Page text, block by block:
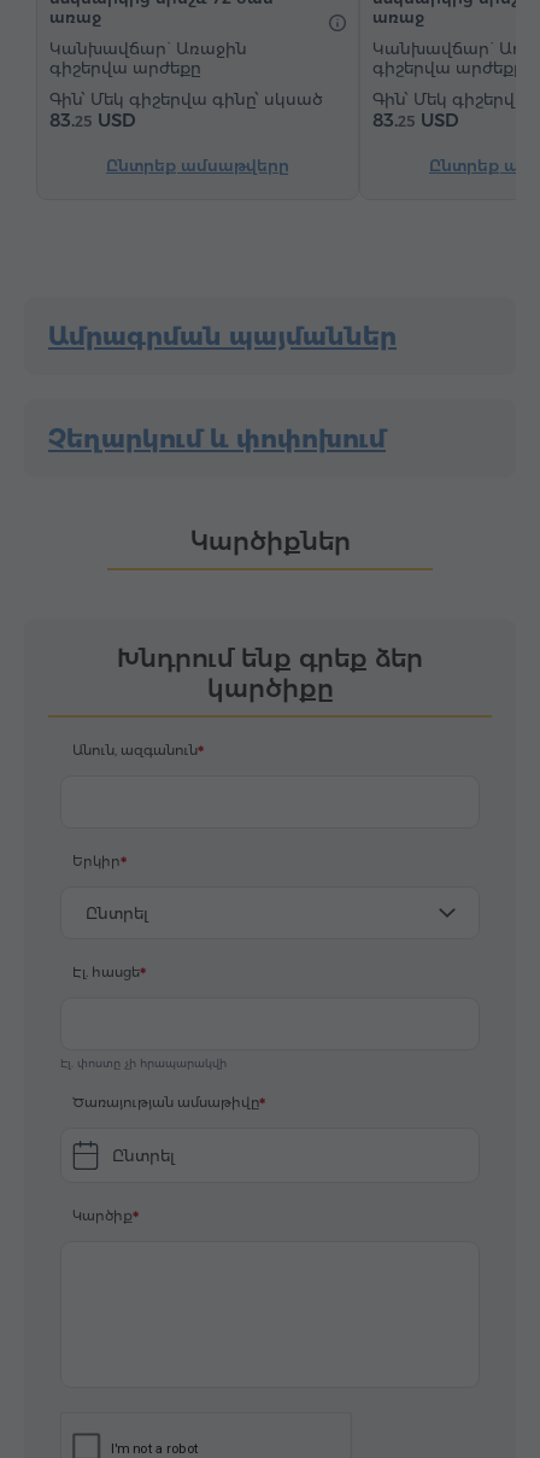
"Զանգ-զարթուցիչ" ծառայություն
Կաբելային հեռուստաալիքներ Մանրահատակ
Արդուկ և սեղան (ըստ հարցման)
առաջ
Կանխավճար` Առաջին
գիշերվա արժեքը
Մեկ գիշերվա գինը՝ սկսած
83.25 USD
Ընտրեք ամսաթվերը
առաջ
Կանխավճար`
գիշերվա արժեքը
Մեկ գիշերվա
83.25 USD
Ընտրեք
Ամրագրման պայմաններ
Չեղարկում և փոփոխում
Կարծիքներ
Խնդրում ենք գրեք ձեր
կարծիքը
Անուն, ազգանուն
Երկիր
Ընտրել
Էլ. հասցե
Էլ. փոստը չի հրապարակվի
Ծառայության ամսաթիվը
Ընտրել
Կարծիք